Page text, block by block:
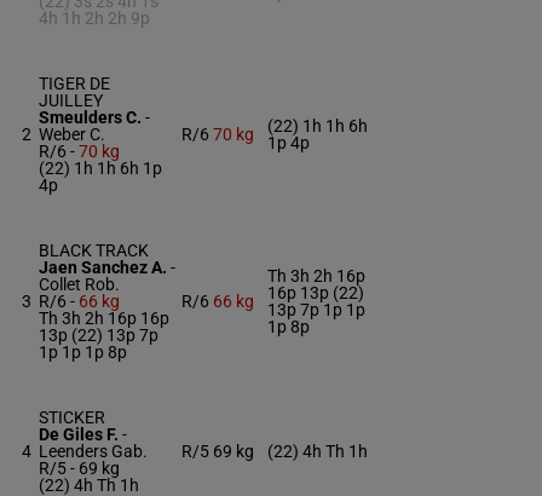
4h 1h 2h 2h 9p
2
TIGER DE
JUILLEY
Smeulders C. -
Weber C.
R/6 -70 kg
(22) 1h 1h 6h 1p
4p
R/6 70 kg
(22) 1h 1h 6h
1p 4p
3
BLACK TRACK
Jaen Sanchez A. -
Collet Rob.
R/6 - 66 kg
Th 3h 2h 16p 16p
13p (22) 13p 7p
1p 1p 1p 8p
R/6 66 kg
Th 3h 2h 16p
16p 13p (22)
13p 7p 1p 1p
1p 8p
4
STICKER
De Giles F. -
Leenders Gab.
R/5 - 69 kg
(22) 4h Th 1h
R/5 69 kg (22) 4h Th 1h